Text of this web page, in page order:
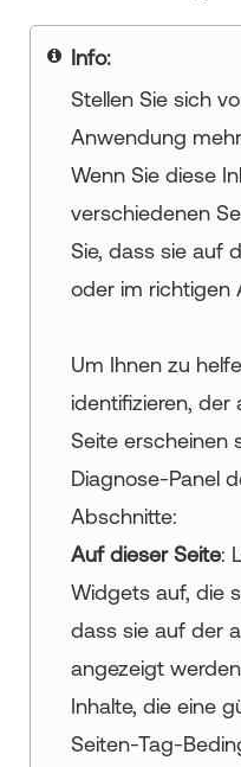
Info:
Stellen Sie sich
Anwendung
Wenn Sie diese
verschiedenen
Sie, dass sie auf
oder im richtigen
Um Ihnen zu
identifizieren,
Seite erscheinen
Diagnose-Panel
Abschnitte:
Auf dieser Seite:
Widgets auf, die
dass sie auf der
angezeigt
Inhalte, die eine
Seiten-Tag-